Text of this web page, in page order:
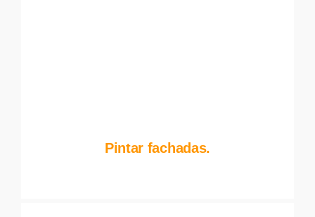
Pintar fachadas.